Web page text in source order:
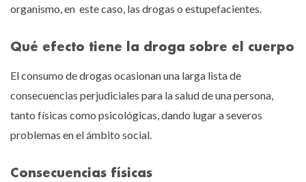
organismo, en este caso, las drogas o estupefacientes.
Qué efecto tiene la droga sobre el cuerpo
El consumo de drogas ocasionan una larga lista de
consecuencias perjudiciales para la salud de una persona,
tanto físicas como psicológicas, dando lugar a severos
problemas en el ámbito social.
Consecuencias físicas